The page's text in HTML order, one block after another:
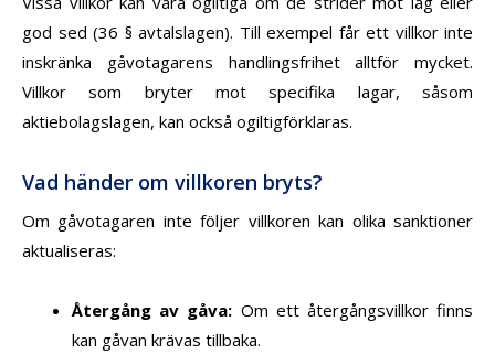
god sed (36 § avtalslagen). Till exempel får ett villkor inte
inskränka gåvotagarens handlingsfrihet alltför mycket.
Villkor som bryter mot specifika lagar, såsom
aktiebolagslagen, kan också ogiltigförklaras.
Vad händer om villkoren bryts?
Om gåvotagaren inte följer villkoren kan olika sanktioner
aktualiseras:
Återgång av gåva: Om ett återgångsvillkor finns
kan gåvan krävas tillbaka.